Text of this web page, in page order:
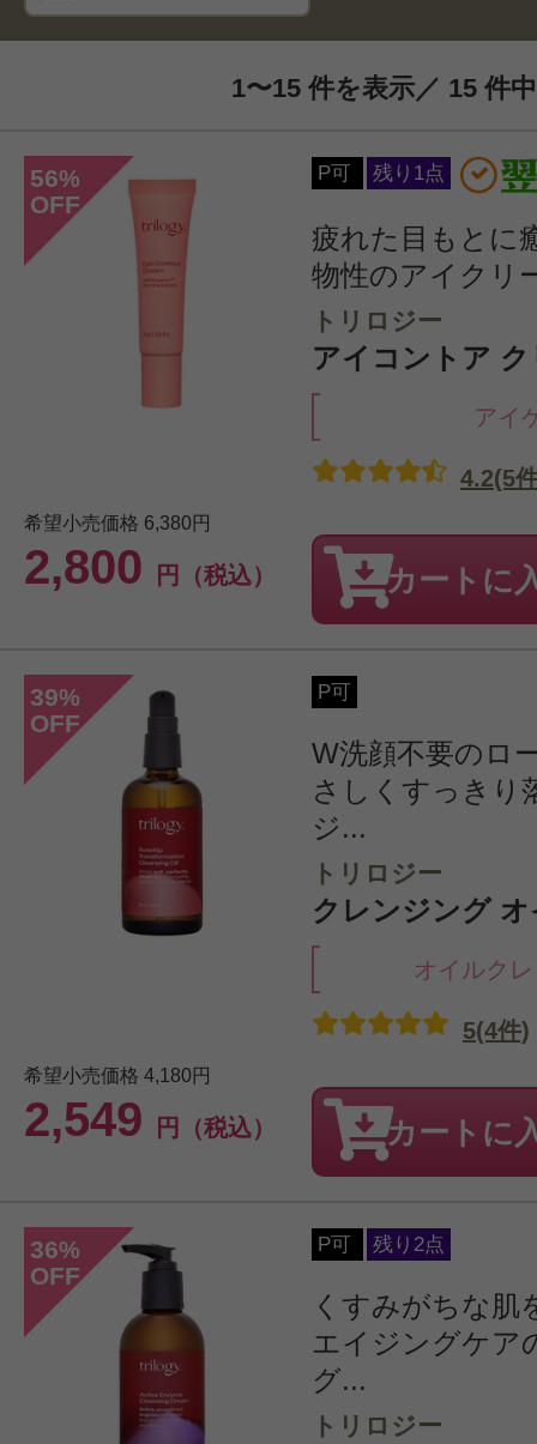
1〜15 件を表示／ 15 件中
56%
OFF
P可 残り1点
疲れた目もとに
物性のアイクリ
トリロジー
アイコントア
アイ
希望小売価格 6,380円
2,800 円（税込）
4.2(5
カートに
39%
OFF
P可
W洗顔不要のロ
さしくすっきり
ジ...
トリロジー
クレンジング
オイルク
希望小売価格 4,180円
2,549 円（税込）
5(4件)
カートに
36%
OFF
P可 残り2点
くすみがちな肌
エイジングケア
グ...
トリロジー